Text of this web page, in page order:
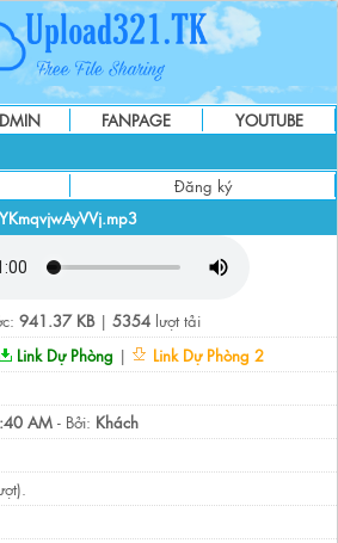
FANPAGE
YOUTUBE
Đăng ký
941.37 KB| 5354 lượt tải
Link Dự Phòng |
Link Dự Phòng 2
AM - Bởi: Khách